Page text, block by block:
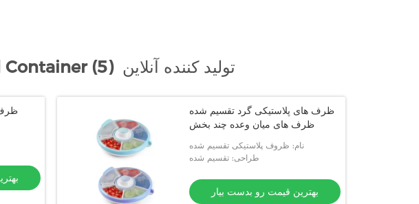
Container (5) تولید کننده آنلاین
ظرف
ظرف های پلاستیکی گرد تقسیم شده
ظرف های میان وعده چند بخش
نام: ظروف پلاستیکی تقسیم شده
طراحی: تقسیم شده
بهترین قیمت رو بدست بیار